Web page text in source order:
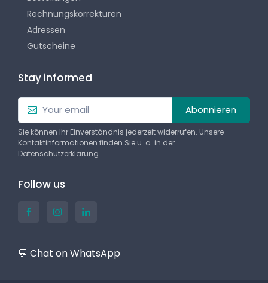
Rechnungskorrekturen
Adressen
Gutscheine
Stay informed
Abonnieren
Sie können Ihr Einverständnis jederzeit widerrufen. Unsere
Kontaktinformationen finden Sie u. a. in der
Datenschutzerklärung.
Follow us
💬 Chat on WhatsApp